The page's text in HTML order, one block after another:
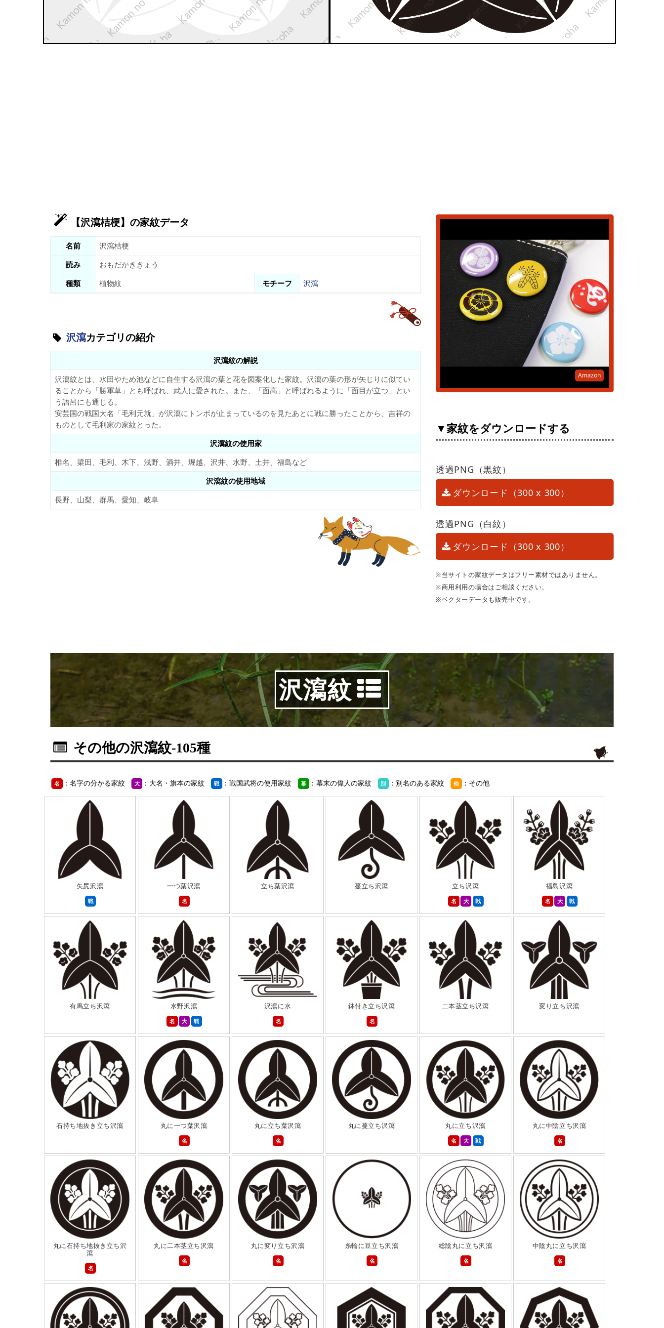
【沢瀉桔梗】の家紋データ
名前
沢瀉桔梗
読み
おもだかききょう
種類
植物紋 モチーフ 沢瀉
沢瀉カテゴリの紹介
沢瀉紋の解説
沢瀉紋とは、水田やため池などに自生する沢瀉の葉と花を図案化した家紋。沢瀉の葉の形が矢じりに似てい
ることから「勝軍草」とも呼ばれ、武人に愛された。また、「面高」と呼ばれるように「面目が立つ」とい
う語呂にも通じる。
安芸国の戦国大名「毛利元就」が沢瀉にトンボが止まっているのを見たあとに戦に勝ったことから、吉祥の
ものとして毛利家の家紋とった。
沢瀉紋の使用家
椎名、梁田、毛利、木下、浅野、酒井、堀越、沢井、水野、土井、福島など
沢瀉紋の使用地域
長野、山梨、群馬、愛知、岐阜
Amazon
▼家紋をダウンロードする
透過PNG（黒紋）
ダウンロード（300 x 300）
透過PNG（白紋）
ダウンロード（300 x 300）
※当サイトの家紋データはフリー素材ではありません。
※商用利用の場合はご相談ください。
※ベクターデータも販売中です。
沢瀉紋
その他の沢瀉紋-105種
名 ：名字の分かる家紋 大 ：大名・旗本の家紋 戦 ：戦国武将の使用家紋 幕 ：幕末の偉人の家紋 別 ：別名のある家紋 他 ：その他
矢尻沢瀉
戦
一つ葉沢瀉
名
立ち葉沢瀉 蔓立ち沢瀉
立ち沢瀉
名
大 戦
福島沢瀉
名
大 戦
有馬立ち沢瀉
水野沢瀉
名
大 戦
沢瀉に水
名
鉢付き立ち沢瀉
名
二本茎立ち沢瀉 変り立ち沢瀉
石持ち地抜き立ち沢瀉
丸に一つ葉沢瀉
名
丸に立ち葉沢瀉
名
丸に蔓立ち沢瀉
丸に立ち沢瀉
名
大 戦
丸に中陰立ち沢瀉
名
丸に石持ち地抜き立ち沢
瀉
名
丸に二本茎立ち沢瀉
名
丸に変り立ち沢瀉
名
糸輪に豆立ち沢瀉
名
総陰丸に立ち沢瀉
名
中陰丸に立ち沢瀉
名